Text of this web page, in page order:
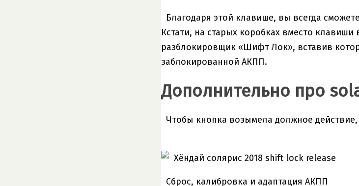
Благодаря этой клавише, вы всегда
Кстати, на старых коробках вместо
разблокировщик «Шифт Лок», вставив
заблокированной АКПП.
Дополнительно про
Чтобы кнопка возымела должное
Сброс, калибровка и адаптация АКПП